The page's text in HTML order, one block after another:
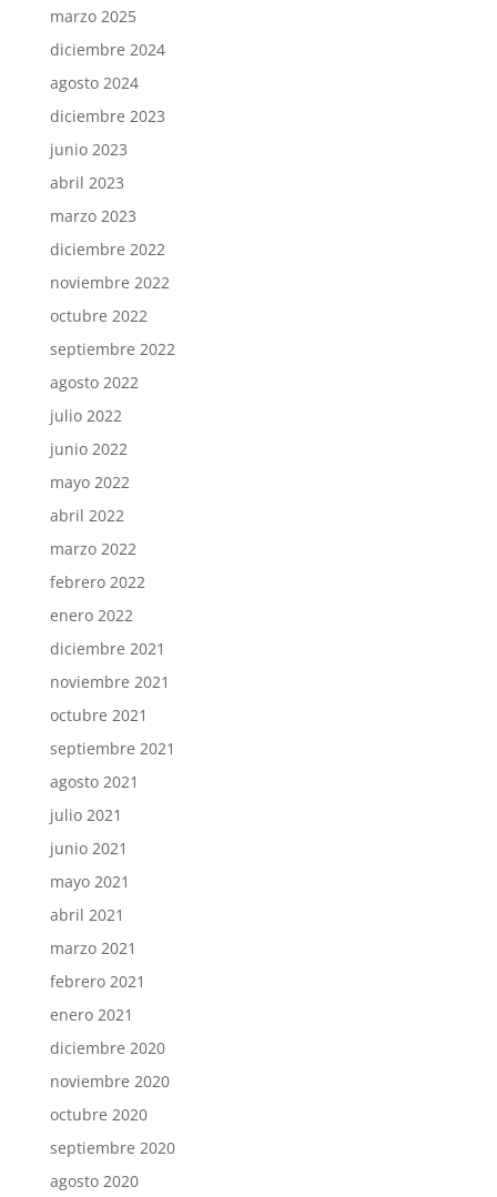
marzo 2025
diciembre 2024
agosto 2024
diciembre 2023
junio 2023
abril 2023
marzo 2023
diciembre 2022
noviembre 2022
octubre 2022
septiembre 2022
agosto 2022
julio 2022
junio 2022
mayo 2022
abril 2022
marzo 2022
febrero 2022
enero 2022
diciembre 2021
noviembre 2021
octubre 2021
septiembre 2021
agosto 2021
julio 2021
junio 2021
mayo 2021
abril 2021
marzo 2021
febrero 2021
enero 2021
diciembre 2020
noviembre 2020
octubre 2020
septiembre 2020
agosto 2020